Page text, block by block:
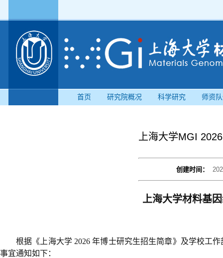
首页 研究院概况 科学研究 师资
上海大学MGI
创建时间：
上海大学材料基
根据《上海大学2026年博士研究生招生简章》及学校工
事宜通知如下：